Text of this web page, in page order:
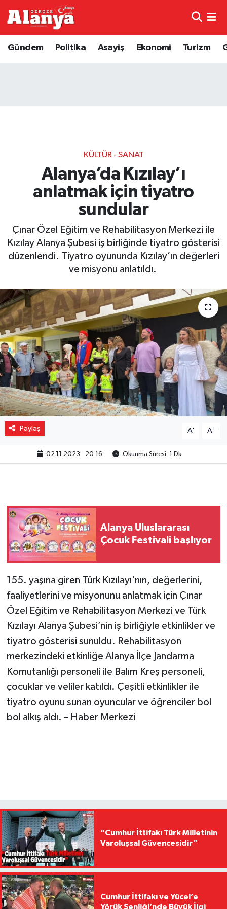
Gündem Politika Asayiş Ekonomi Turizm
KÜLTÜR - SANAT
Alanya’da Kızılay’ı
anlatmak için tiyatro
sundular
Çınar Özel Eğitim ve Rehabilitasyon Merkezi ile
Kızılay Alanya Şubesi iş birliğinde tiyatro gösterisi
düzenlendi. Tiyatro oyununda Kızılay’ın değerleri
ve misyonu anlatıldı.
Paylaş A- A+
02.11.2023 - 20:16 Okunma Süresi: 1 Dk
Alanya Uluslararası
Çocuk Festivali başlıyor
155. yaşına giren Türk Kızılayı'nın, değerlerini,
faaliyetlerini ve misyonunu anlatmak için Çınar
Özel Eğitim ve Rehabilitasyon Merkezi ve Türk
Kızılayı Alanya Şubesi’nin iş birliğiyle etkinlikler ve
tiyatro gösterisi sunuldu. Rehabilitasyon
merkezindeki etkinliğe Alanya İlçe Jandarma
Komutanlığı personeli ile Balım Kreş personeli,
çocuklar ve veliler katıldı. Çeşitli etkinlikler ile
tiyatro oyunu sunan oyuncular ve öğrenciler bol
bol alkış aldı. – Haber Merkezi
“Cumhur İttifakı Türk Milletinin
Varoluşsal Güvencesidir”
Cumhur İttifakı ve Yücel’e
Yörük Şenliği’nde Büyük İlgi
Genel
Diğer
Dünya
Gizlilik İlkeleri - Privacy Policy
Gündem
Politika
Spor
Turizm
Trafik Durumu
Haber Arşivi